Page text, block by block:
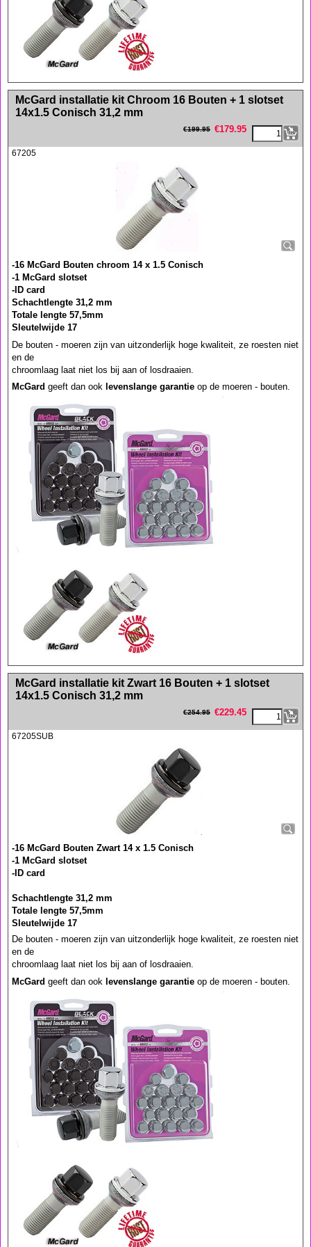
<!-- MakeFullWidth0 --><!-- MakeFullWidth1 --><!-- MakeFullWidth2 --><!-- MakeFullWidth3 --><!-- MakeFullWidth4 --><!-- MakeFullWidth5 --><!-- MakeFullWidth6 --><!-- MakeFullWidth7 --><!-- MakeFullWidth8 --><!-- MakeFullWidth9 --><!-- MakeFullWidth10 --><!-- MakeFullWidth11 --><!-- MakeFullWidth12 --><!-- MakeFullWidth13 --><!-- MakeFullWidth14 --><!-- MakeFullWidth15 --><!-- MakeFullWidth16 --><!-- MakeFullWidth17 --><!-- MakeFullWidth18 --><!-- MakeFullWidth19 -->
McGard installatie kit Chroom 16 Bouten + 1 slotset
14x1.5 Conisch 31,2 mm
€199.95 €179.95
67205
-16 McGard Bouten chroom 14 x 1.5 Conisch
-1 McGard slotset
-ID card
Schachtlengte 31,2 mm
Totale lengte 57,5mm
Sleutelwijde 17
De bouten - moeren zijn van uitzonderlijk hoge kwaliteit, ze roesten niet
en de
chroomlaag laat niet los bij aan of losdraaien.
McGard geeft dan ook levenslange garantie op de moeren - bouten.
<!-- MakeFullWidth0 --><!-- MakeFullWidth1 --><!-- MakeFullWidth2 --><!-- MakeFullWidth3 --><!-- MakeFullWidth4 --><!-- MakeFullWidth5 --><!-- MakeFullWidth6 --><!-- MakeFullWidth7 --><!-- MakeFullWidth8 --><!-- MakeFullWidth9 --><!-- MakeFullWidth10 --><!-- MakeFullWidth11 --><!-- MakeFullWidth12 --><!-- MakeFullWidth13 --><!-- MakeFullWidth14 --><!-- MakeFullWidth15 --><!-- MakeFullWidth16 --><!-- MakeFullWidth17 --><!-- MakeFullWidth18 --><!-- MakeFullWidth19 -->
McGard installatie kit Zwart 16 Bouten + 1 slotset
14x1.5 Conisch 31,2 mm
€254.95 €229.45
67205SUB
-16 McGard Bouten Zwart 14 x 1.5 Conisch
-1 McGard slotset
-ID card
Schachtlengte 31,2 mm
Totale lengte 57,5mm
Sleutelwijde 17
De bouten - moeren zijn van uitzonderlijk hoge kwaliteit, ze roesten niet
en de
chroomlaag laat niet los bij aan of losdraaien.
McGard geeft dan ook levenslange garantie op de moeren - bouten.